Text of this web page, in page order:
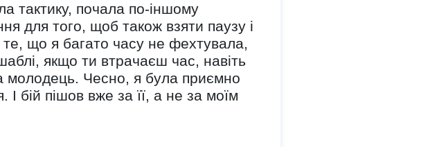
тактику, почала по-іншому
для того, щоб також взяти паузу і
що я багато часу не фехтувала,
якщо ти втрачаєш час, навіть
молодець. Чесно, я була приємно
бій пішов вже за її, а не за моїм